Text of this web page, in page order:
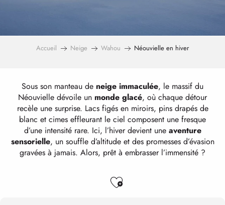
Accueil Neige Wahou Néouvielle en hiver
Sous son manteau de neige immaculée, le massif du
Néouvielle dévoile un monde glacé, où chaque détour
recèle une surprise. Lacs figés en miroirs, pins drapés de
blanc et cimes effleurant le ciel composent une fresque
d’une intensité rare. Ici, l’hiver devient une aventure
sensorielle, un souffle d’altitude et des promesses d’évasion
gravées à jamais. Alors, prêt à embrasser l’immensité ?
Ajouter aux